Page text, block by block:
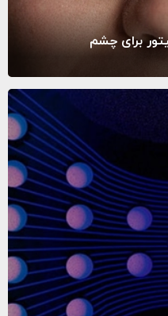
برای چشم